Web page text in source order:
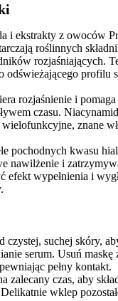
i ekstrakty z owoców
roślinnych
rozjaśniających.
odświeżającego profilu
rozjaśnienie i
czasu.
znane
pochodnych kwasu
nawilżenie i
efekt wypełnienia i
czystej, suchej skóry,
serum. Usuń maskę
pełny kontakt.
zalecany czas, aby
wklep